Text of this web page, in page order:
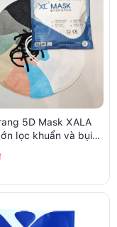
5D Mask XALA
lọc khuẩn và bụi